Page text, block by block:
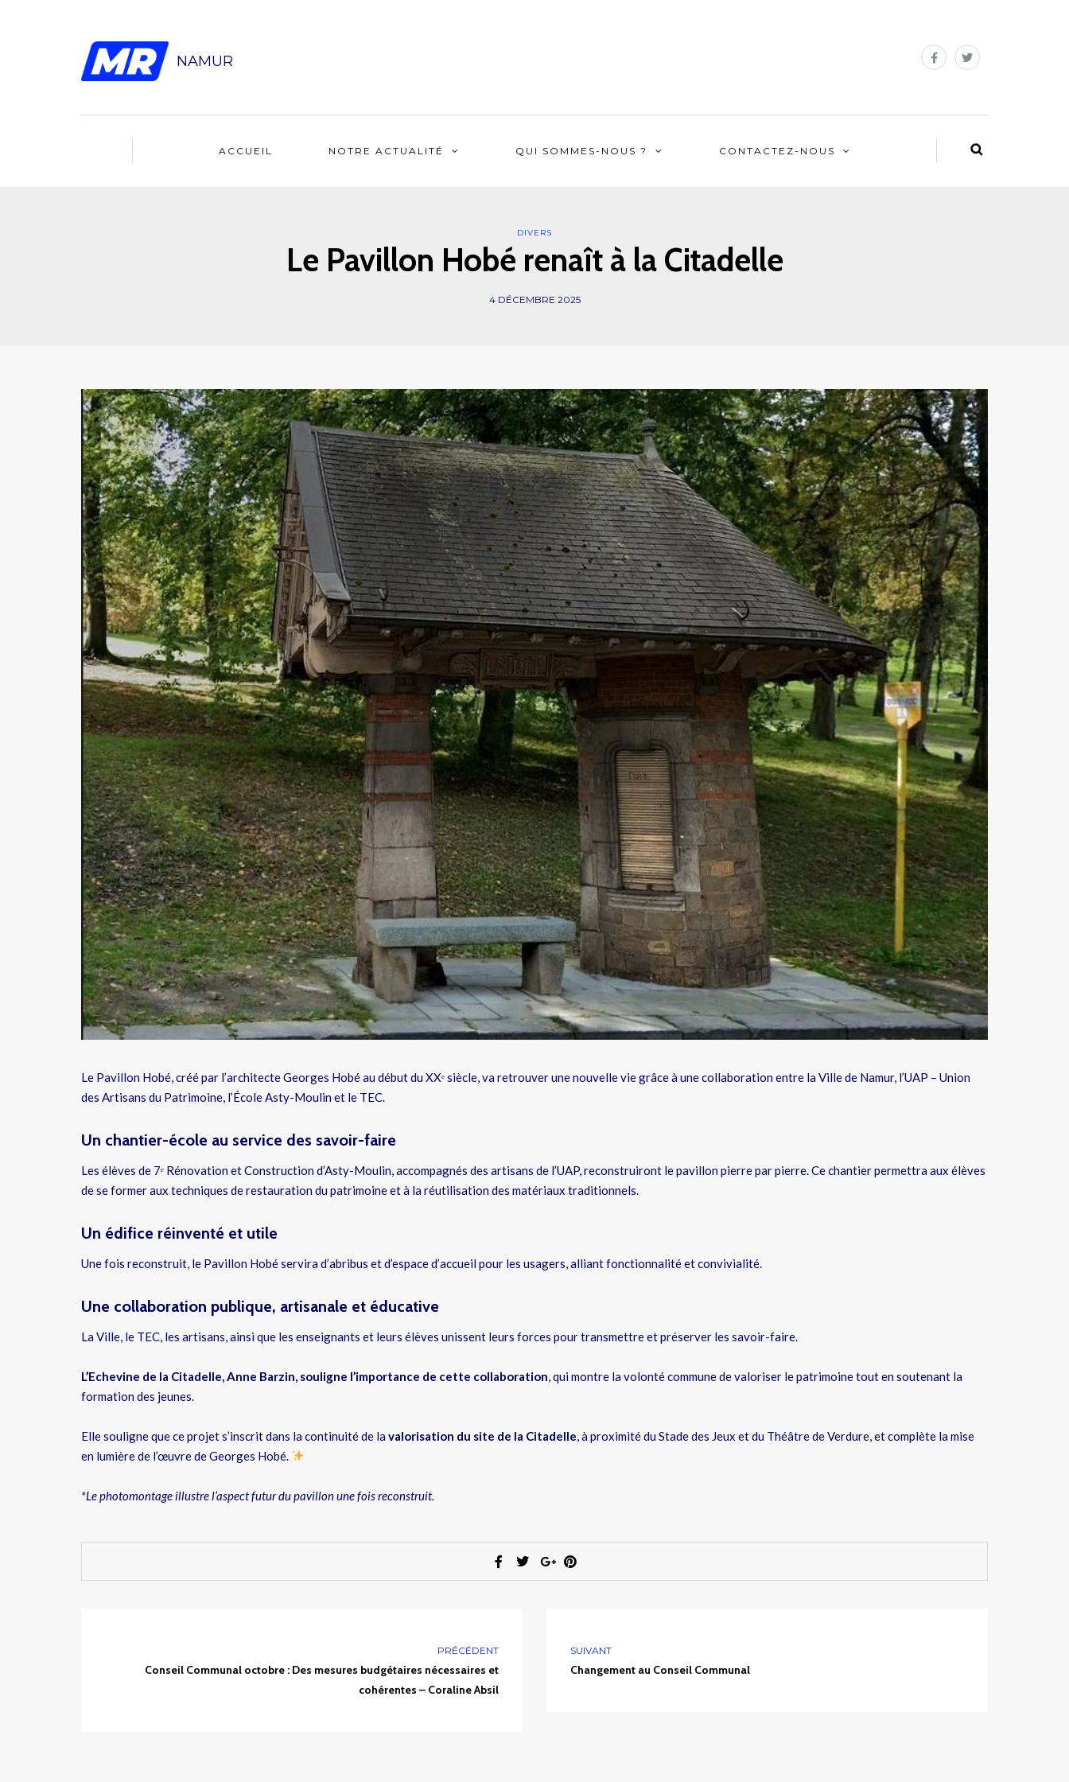
NAMUR
ACCUEIL NOTRE ACTUALITÉ QUI SOMMES-NOUS ? CONTACTEZ-NOUS
DIVERS
Le Pavillon Hobé renaît à la Citadelle
4 DÉCEMBRE 2025
Le Pavillon Hobé, créé par l’architecte Georges Hobé au début du XXᵉ siècle, va retrouver une nouvelle vie grâce à une collaboration entre la Ville de Namur, l’UAP – Union
des Artisans du Patrimoine, l’École Asty-Moulin et le TEC.
Un chantier-école au service des savoir-faire
Les élèves de 7ᵉ Rénovation et Construction d’Asty-Moulin, accompagnés des artisans de l’UAP, reconstruiront le pavillon pierre par pierre. Ce chantier permettra aux élèves
de se former aux techniques de restauration du patrimoine et à la réutilisation des matériaux traditionnels.
Un édifice réinventé et utile
Une fois reconstruit, le Pavillon Hobé servira d’abribus et d’espace d’accueil pour les usagers, alliant fonctionnalité et convivialité.
Une collaboration publique, artisanale et éducative
La Ville, le TEC, les artisans, ainsi que les enseignants et leurs élèves unissent leurs forces pour transmettre et préserver les savoir-faire.
L’Echevine de la Citadelle, Anne Barzin, souligne l’importance de cette collaboration, qui montre la volonté commune de valoriser le patrimoine tout en soutenant la
formation des jeunes.
Elle souligne que ce projet s’inscrit dans la continuité de lavalorisation du site de la Citadelle, à proximité du Stade des Jeux et du Théâtre de Verdure, et complète la mise
en lumière de l’œuvre de Georges Hobé.
*Le photomontage illustre l’aspect futur du pavillon une fois reconstruit.
PRÉCÉDENT
Conseil Communal octobre : Des mesures budgétaires nécessaires et
cohérentes – Coraline Absil
SUIVANT
Changement au Conseil Communal